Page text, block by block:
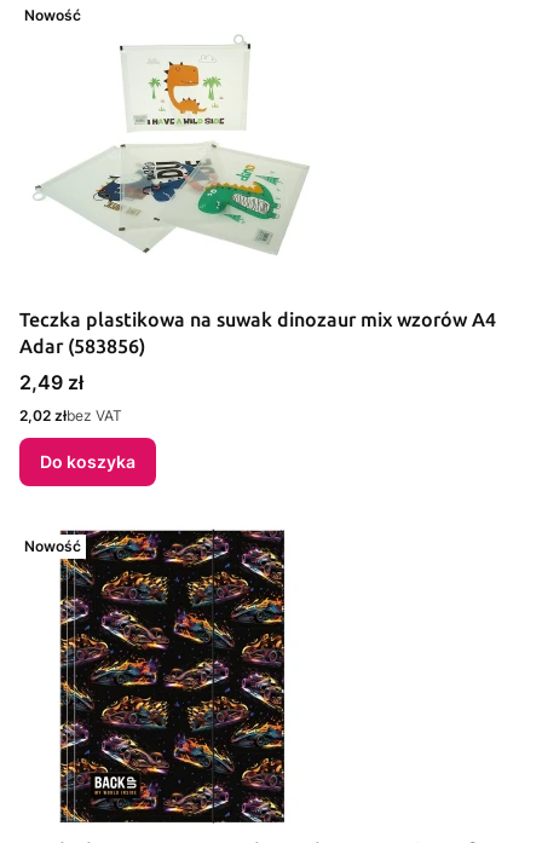
Nowość
Teczka plastikowa na suwak dinozaur mix wzorów A4
Adar (583856)
Cena
2,49 zł
Cena
2,02 złbez VAT
Do koszyka
Nowość